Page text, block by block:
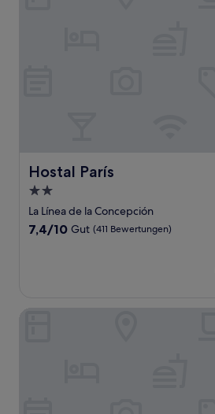
Hostal París
Hostal París
2.0-
Sterne-
Unterkunft
La Línea de la Concepción
7.4
7,4/10 Gut (411 Bewertungen)